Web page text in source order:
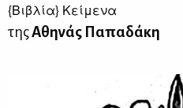
{Βιβλία} Κείμενα
τηςΑθηνάς Παπαδάκη